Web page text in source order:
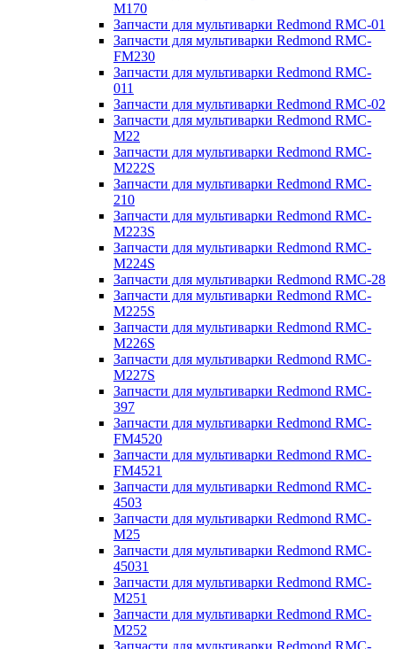
M170
Запчасти для мультиварки Redmond RMC-01
Запчасти для мультиварки Redmond RMC-
FM230
Запчасти для мультиварки Redmond RMC-
011
Запчасти для мультиварки Redmond RMC-02
Запчасти для мультиварки Redmond RMC-
M22
Запчасти для мультиварки Redmond RMC-
M222S
Запчасти для мультиварки Redmond RMC-
210
Запчасти для мультиварки Redmond RMC-
M223S
Запчасти для мультиварки Redmond RMC-
M224S
Запчасти для мультиварки Redmond RMC-28
Запчасти для мультиварки Redmond RMC-
M225S
Запчасти для мультиварки Redmond RMC-
M226S
Запчасти для мультиварки Redmond RMC-
M227S
Запчасти для мультиварки Redmond RMC-
397
Запчасти для мультиварки Redmond RMC-
FM4520
Запчасти для мультиварки Redmond RMC-
FM4521
Запчасти для мультиварки Redmond RMC-
4503
Запчасти для мультиварки Redmond RMC-
M25
Запчасти для мультиварки Redmond RMC-
45031
Запчасти для мультиварки Redmond RMC-
M251
Запчасти для мультиварки Redmond RMC-
M252
Запчасти для мультиварки Redmond RMC-